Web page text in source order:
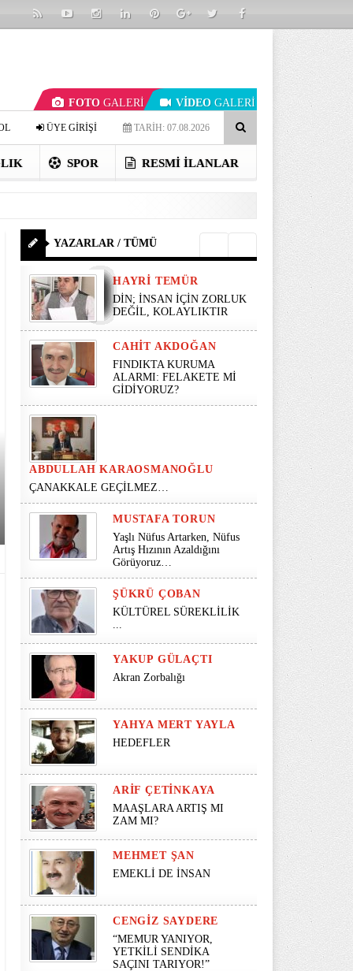
FOTO GALERİ VİDEO GALERİ
TARİH: 07.08.2026
ÜYE GİRİŞİ
SPOR RESMI İLANLAR
YAZARLAR / TÜMÜ
HAYRI TEMÜR
DİN; İNSAN İÇİN ZORLUK
DEĞİL, KOLAYLIKTIR
CAHIT AKDOĞAN
FINDIKTA KURUMA
ALARMI: FELAKETE Mİ
GİDİYORUZ?
ABDULLAH KARAOSMANOĞLU
ÇANAKKALE GEÇİLMEZ…
MUSTAFA TORUN
Yaşlı Nüfus Artarken, Nüfus
Artış Hızının Azaldığını
Görüyoruz…
ŞÜKRÜ ÇOBAN
KÜLTÜREL SÜREKLİLİK
...
YAKUP GÜLAÇTI
Akran Zorbalığı
YAHYA MERT YAYLA
HEDEFLER
ARIF ÇETINKAYA
MAAŞLARA ARTIŞ MI
ZAM MI?
MEHMET ŞAN
EMEKLİ DE İNSAN
CENGIZ SAYDERE
“MEMUR YANIYOR,
YETKİLİ SENDİKA
SAÇINI TARIYOR!”